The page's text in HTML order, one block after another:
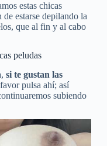
estas chicas
de estarse depilando la
que al fin y al cabo
peludas
si te gustan las
pulsa ahí; así
subiendo